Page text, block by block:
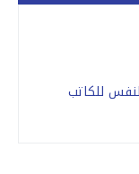
للكاتب